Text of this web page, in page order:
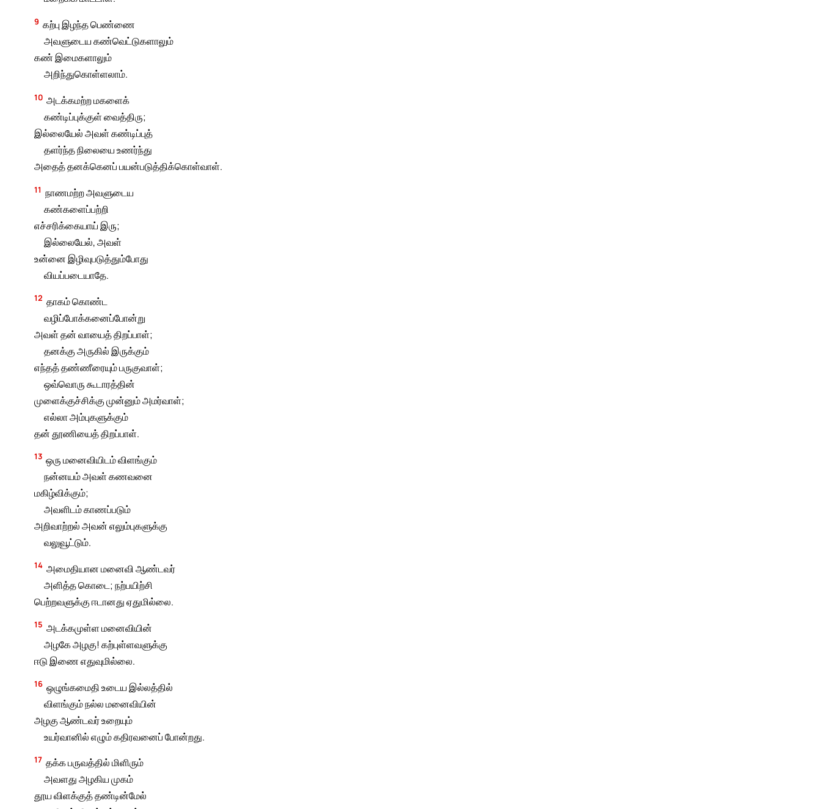
9 கற்பு இழந்த பெண்ணை
அவளுடைய கண்வெட்டுகளாலும்
கண் இமைகளாலும்
அறிந்துகொள்ளலாம்.
10 அடக்கமற்ற மகளைக்
கண்டிப்புக்குள் வைத்திரு;
இல்லையேல் அவள் கண்டிப்புத்
தளர்ந்த நிலையை உணர்ந்து
அதைத் தனக்கெனப் பயன்படுத்திக்கொள்வாள்.
11 நாணமற்ற அவளுடைய
கண்களைப்பற்றி
எச்சரிக்கையாய் இரு;
இல்லையேல், அவள்
உன்னை இழிவுபடுத்தும்போது
வியப்படையாதே.
12 தாகம் கொண்ட
வழிப்போக்கனைப்போன்று
அவள் தன் வாயைத் திறப்பாள்;
தனக்கு அருகில் இருக்கும்
எந்தத் தண்ணீரையும் பருகுவாள்;
ஒவ்வொரு கூடாரத்தின்
முளைக்குச்சிக்கு முன்னும் அமர்வாள்;
எல்லா அம்புகளுக்கும்
தன் தூணியைத் திறப்பாள்.
13 ஒரு மனைவியிடம் விளங்கும்
நன்னயம் அவள் கணவனை
மகிழ்விக்கும்;
அவளிடம் காணப்படும்
அறிவாற்றல் அவன் எலும்புகளுக்கு
வலுவூட்டும்.
14 அமைதியான மனைவி ஆண்டவர்
அளித்த கொடை; நற்பயிற்சி
பெற்றவளுக்கு ஈடானது ஏதுமில்லை.
15 அடக்கமுள்ள மனைவியின்
அழகே அழகு! கற்புள்ளவளுக்கு
ஈடு இணை எதுவுமில்லை.
16 ஒழுங்கமைதி உடைய இல்லத்தில்
விளங்கும் நல்ல மனைவியின்
அழகு ஆண்டவர் உறையும்
உயர்வானில் எழும் கதிரவனைப் போன்றது.
17 தக்க பருவத்தில் மிளிரும்
அவளது அழகிய முகம்
தூய விளக்குத் தண்டின்மேல்